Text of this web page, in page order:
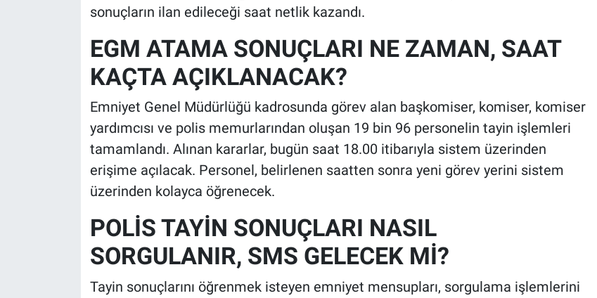
sonuçların ilan edileceği saat netlik kazandı.
EGM ATAMA SONUÇLARI NE ZAMAN, SAAT
KAÇTA AÇIKLANACAK?
Emniyet Genel Müdürlüğü kadrosunda görev alan başkomiser, komiser, komiser
yardımcısı ve polis memurlarından oluşan 19 bin 96 personelin tayin işlemleri
tamamlandı. Alınan kararlar, bugün saat 18.00 itibarıyla sistem üzerinden
erişime açılacak. Personel, belirlenen saatten sonra yeni görev yerini sistem
üzerinden kolayca öğrenecek.
POLİS TAYİN SONUÇLARI NASIL
SORGULANIR, SMS GELECEK Mİ?
Tayin sonuçlarını öğrenmek isteyen emniyet mensupları, sorgulama işlemlerini